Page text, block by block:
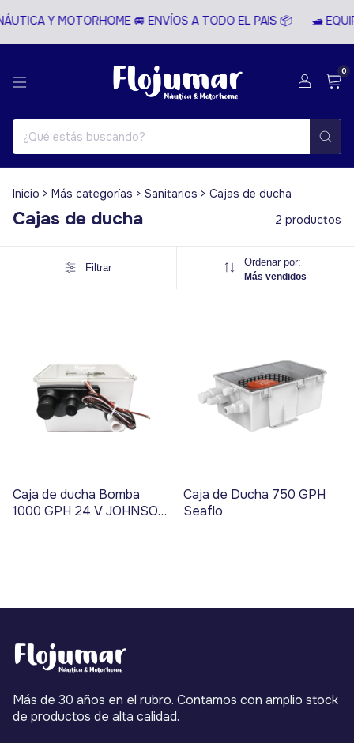
Y MOTORHOME 🚐 ENVÍOS A TODO EL PAIS 📦 🛥️
0
Inicio > Más categorías > Sanitarios > Cajas de ducha
Cajas de ducha 2 productos
Filtrar Ordenar por:
Más vendidos
Caja de ducha Bomba
1000 GPH 24 V JOHNSON
Caja de Ducha 750 GPH
Seaflo
Más de 30 años en el rubro. Contamos con amplio stock
de productos de alta calidad.